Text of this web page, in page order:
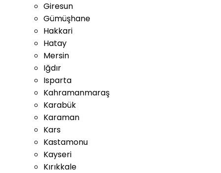
Giresun
Gümüşhane
Hakkari
Hatay
Mersin
Iğdır
Isparta
Kahramanmaraş
Karabük
Karaman
Kars
Kastamonu
Kayseri
Kırıkkale